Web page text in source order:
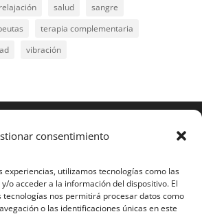
consentimiento
experiencias, utilizamos tecnologías como las
o acceder a la información del dispositivo. El
nos permitirá procesar datos como
o las identificaciones únicas en este
relajación salud
sangre
terapia complementaria
vibración
reservados
o parte de ellas, necesita pedir
por escrito a Mario Gil Sánchez.